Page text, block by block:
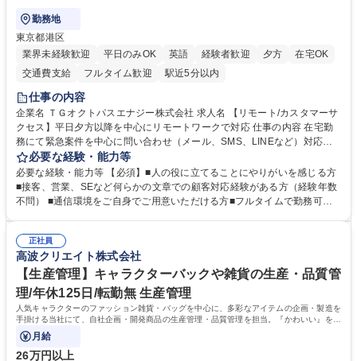
勤務地
東京都港区
業界未経験歓迎
平日のみOK 英語 経験者歓迎 夕方
在宅OK
交通費支給
フルタイム歓迎 駅近5分以内
仕事の内容
企業名 ＴＧオクトパスエナジー株式会社 求人名 【リモート/カスタマーサ
クセス】平日夕方以降を中心にリモートワークで対応 仕事の内容 在宅勤
務にて緊急案件を中心に問い合わせ（メール、SMS、LINEなど）対応、
契約開始手続き処理などを行なっていただきます。カスタマーサクセス
（Digiops：デジオプス）と運用構築の業務となります。 ■お問い合わせ
対応業務全般（システム入力、契約手続き含む） ■デジタルコミュニケー
ションツール（メール、SMS、LINE等）を使用 ■お客様のニーズに応じた
添ってサービス提供できることが魅力 募集職種 【リモート/カスタマーサ
クセス】平日夕方以降を中心にリモートワークで対応
必要な経験・能力等
必要な経験・能力等 【必須】■人の役に立てることにやりがいを感じる方
■接客、営業、SEなど何らかの文章での顧客対応経験がある方（経験年数
不問） ■通信環境をご自身でご用意いただける方■フルタイムで勤務可能
境に貢献したい■改善提案や改善アクション等新しいことに意欲がある方
【英語（語学力）】■翻訳ツールを用い英語でコミュニケーションをとる
ことに抵抗がない方■英語は話せなくても問題はありませんが、英語が話
せますと、よりチャンスが広がります。※日本語がネイティブレベル必須
学歴・資格 学歴：大学院 大学 高専 短大 専修学校 高校 語学力： 資格：
正社員
高波クリエイト株式会社
【生産管理】キャラクターバックや雑貨の生産・品質管
理/年休125日/転勤無 生産管理
人気キャラクターのファッション雑貨・バッグを中心に、多彩なアイテムの企画・製造を
手掛ける当社にて、自社企画・開発商品の生産管理・品質管理を担当。『かわいい』を届
けるやりがいのあるポジションです。
月給
26万円以上